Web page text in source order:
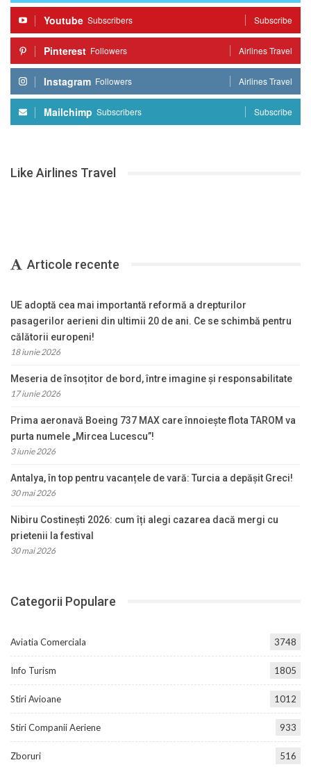
Youtube Subscribers Subscribe
Pinterest Followers Airlines Travel
Instagram Followers Airlines Travel
Mailchimp Subscribers Subscribe
Like Airlines Travel
Articole recente
UE adoptă cea mai importantă reformă a drepturilor
pasagerilor aerieni din ultimii 20 de ani. Ce se schimbă pentru
călătorii europeni!
18 iunie 2026
Meseria de însoțitor de bord, între imagine și responsabilitate
17 iunie 2026
Prima aeronavă Boeing 737 MAX care înnoiește flota TAROM va
purta numele „Mircea Lucescu”!
3 iunie 2026
Antalya, în top pentru vacanțele de vară: Turcia a depășit Greci!
30 mai 2026
Nibiru Costinești 2026: cum îți alegi cazarea dacă mergi cu
prietenii la festival
30 mai 2026
Categorii Populare
Aviatia Comerciala 3748
Info Turism 1805
Stiri Avioane 1012
Stiri Companii Aeriene 933
Zboruri 516